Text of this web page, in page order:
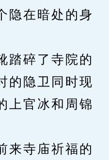
隐在暗处的身
碎了寺院的
的隐卫同时现
上官冰和周锦
寺庙祈福的